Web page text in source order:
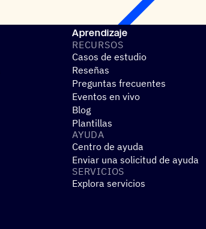
Aprendizaje
RECUR­SOS
Casos de estudio
Reseñas
Preguntas frecuentes
Eventos en vivo
Blog
Plantillas
AYUDA
Centro de ayuda
Enviar una solicitud de ayuda
SERVI­CIOS
Explora servicios